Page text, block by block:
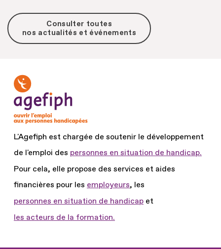
Consulter toutes
nos actualités et événements
L'Agefiph est chargée de soutenir le développement
de l'emploi des personnes en situation de handicap.
Pour cela, elle propose des services et aides
financières pour les employeurs, les
personnes en situation de handicap et
les acteurs de la formation.